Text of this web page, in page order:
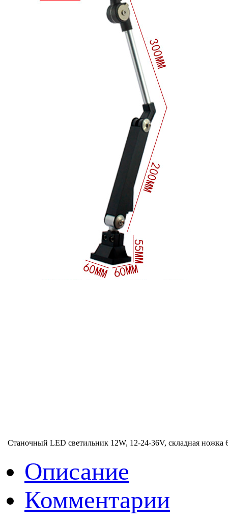
Станочный LED светильник 12W, 12-24-36V, складная ножка
Описание
Комментарии